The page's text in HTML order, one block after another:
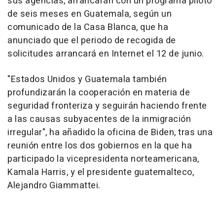
de seis meses en Guatemala, según un
comunicado de la Casa Blanca, que ha
anunciado que el periodo de recogida de
solicitudes arrancará en Internet el 12 de junio.
"Estados Unidos y Guatemala también
profundizarán la cooperación en materia de
seguridad fronteriza y seguirán haciendo frente
a las causas subyacentes de la inmigración
irregular", ha añadido la oficina de Biden, tras una
reunión entre los dos gobiernos en la que ha
participado la vicepresidenta norteamericana,
Kamala Harris, y el presidente guatemalteco,
Alejandro Giammattei.